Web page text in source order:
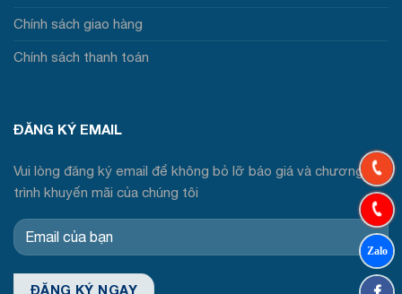
Chính sách giao hàng
Chính sách thanh toán
ĐĂNG KÝ EMAIL
Vui lòng đăng ký email để không bỏ lỡ báo giá và chương
trình khuyến mãi của chúng tôi